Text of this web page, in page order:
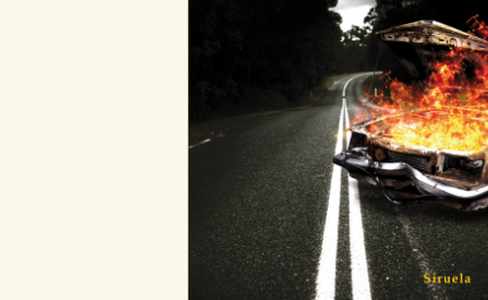
CONFIGURACIÓN DE
Cookies necesarias